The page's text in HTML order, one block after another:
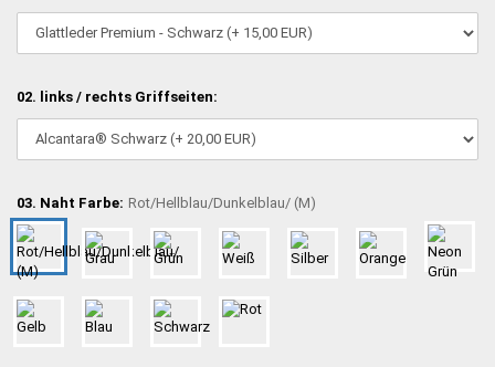
02. links / rechts Griffseiten:
03. Naht Farbe: Rot/Hellblau/Dunkelblau/ (M)